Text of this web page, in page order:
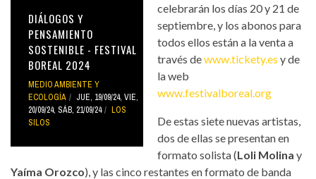
DIÁLOGOS Y
PENSAMIENTO
SOSTENIBLE - FESTIVAL
BOREAL 2024
MEDIO AMBIENTE Y
ECOLOGÍA
JUE, 19/09/24, VIE,
20/09/24, SÁB, 21/09/24
LOS
SILOS
celebrarán los días 20 y 21 de
septiembre, y los abonos para
todos ellos están a la venta a
través dewww.tickety.es y de
la web
www.festivalboreal.org
De estas siete nuevas artistas,
dos de ellas se presentan en
formato solista (Loli Molina y
Yaíma Orozco), y las cinco restantes en formato de banda